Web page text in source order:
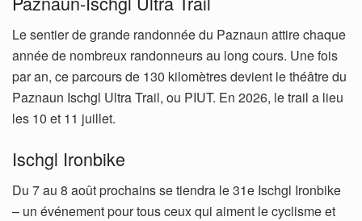
Le sentier de grande randonnée du Paznaun attire chaque
année de nombreux randonneurs au long cours. Une fois
par an, ce parcours de 130 kilomètres devient le théâtre du
Paznaun Ischgl Ultra Trail, ou PIUT. En 2026, le trail a lieu
les 10 et 11 juillet.
Ischgl Ironbike
Du 7 au 8 août prochains se tiendra le 31e Ischgl Ironbike
– un événement pour tous ceux qui aiment le cyclisme et